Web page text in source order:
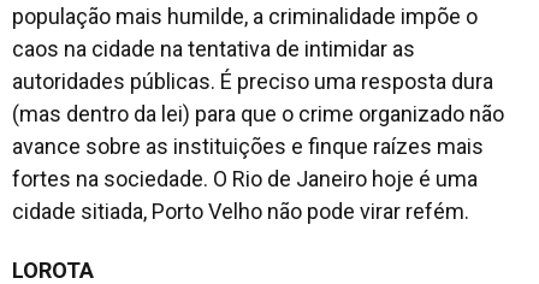
população mais humilde, a criminalidade impõe o
caos na cidade na tentativa de intimidar as
autoridades públicas. É preciso uma resposta dura
(mas dentro da lei) para que o crime organizado não
avance sobre as instituições e finque raízes mais
fortes na sociedade. O Rio de Janeiro hoje é uma
cidade sitiada, Porto Velho não pode virar refém.
LOROTA